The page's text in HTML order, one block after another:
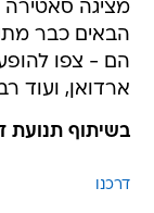
מציגה סאטירה
הבאים כבר
הם - צפו
ארדואן, ועוד
בשיתוף תנועת
דרכנו